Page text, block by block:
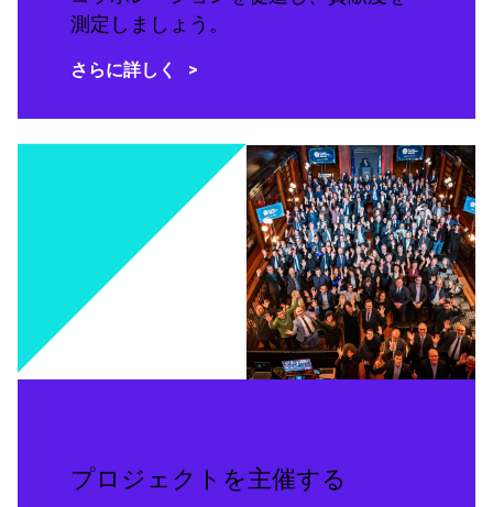
測定しましょう。
さらに詳しく
プロジェクトを主催する